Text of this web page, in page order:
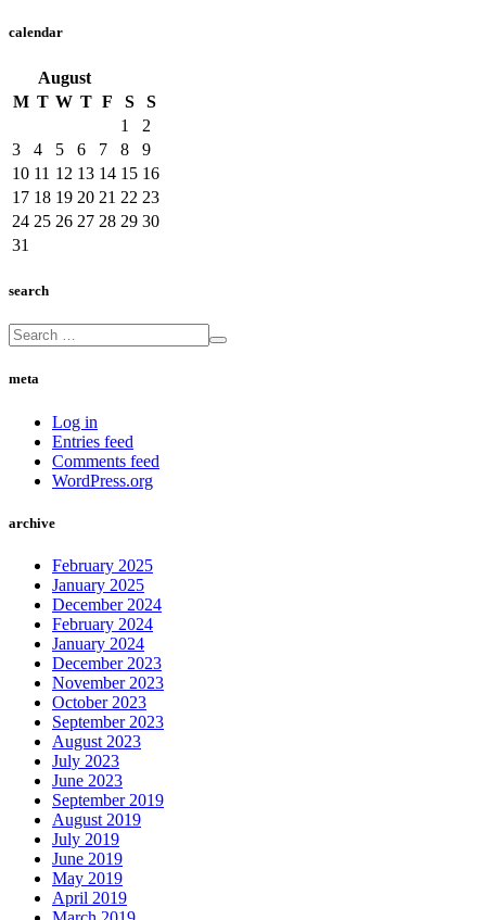
calendar
August
M T W T F S
S
1
2
3
4 5 6 7 8
9
10 11 12 13 14 15 16
17 18 19 20 21 22 23
24 25 26 27 28 29 30
31
search
meta
Log in
Entries feed
Comments feed
WordPress.org
archive
February 2025
January 2025
December 2024
February 2024
January 2024
December 2023
November 2023
October 2023
September 2023
August 2023
July 2023
June 2023
September 2019
August 2019
July 2019
June 2019
May 2019
April 2019